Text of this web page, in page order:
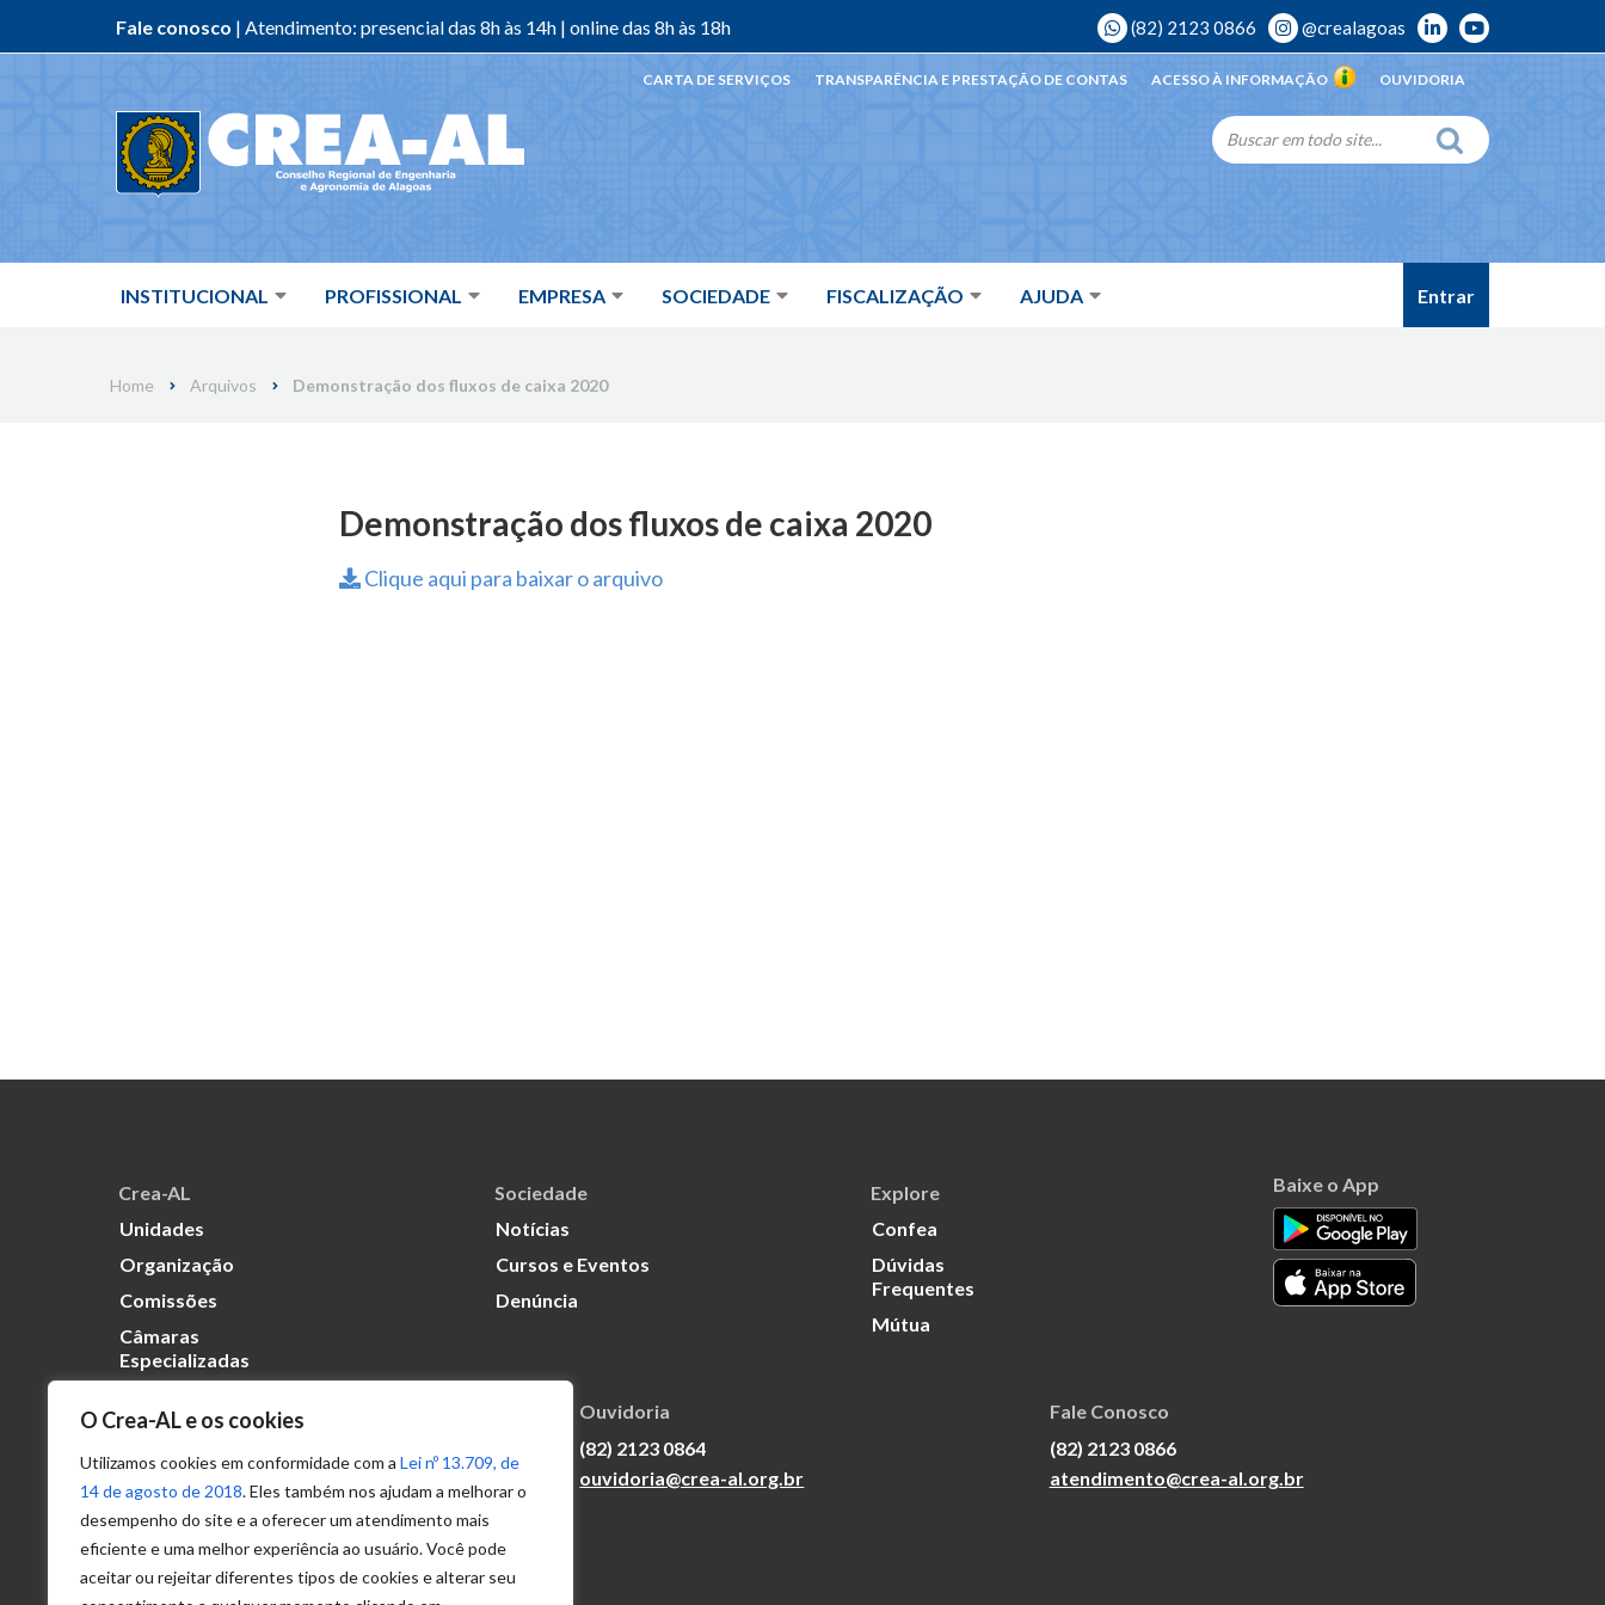
O Crea-AL e os cookies
Utilizamos cookies em conformidade com a Lei nº 13.709, de
14 de agosto de 2018. Eles também nos ajudam a melhorar o
desempenho do site e a oferecer um atendimento mais
eficiente e uma melhor experiência ao usuário. Você pode
aceitar ou rejeitar diferentes tipos de cookies e alterar seu
Fale conosco | Atendimento: presencial das 8h às 14h | online das 8h às 18h (82) 2123 0866 @crealagoas
INSTITUCIONAL PROFISSIONAL EMPRESA SOCIEDADE FISCALIZAÇÃO AJUDA
OUVIDORIA
ACESSO À INFORMAÇÃO
TRANSPARÊNCIA E PRESTAÇÃO DE CONTAS
CARTA DE SERVIÇOS
Entrar
Home Arquivos Demonstração dos fluxos de caixa 2020
Demonstração dos fluxos de caixa 2020
Clique aqui para baixar o arquivo
Crea-AL
Unidades
Organização
Comissões
Câmaras
Especializadas
Sociedade
Notícias
Cursos e Eventos
Denúncia
Explore
Confea
Dúvidas
Frequentes
Mútua
Baixe o App
Transparência
Portal
Acesso à
Informação
Política de
Privacidade de
Dados
Ouvidoria
(82) 2123 0864
ouvidoria@crea-al.org.br
Fale Conosco
(82) 2123 0866
atendimento@crea-al.org.br